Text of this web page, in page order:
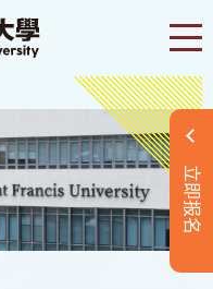
立即报名